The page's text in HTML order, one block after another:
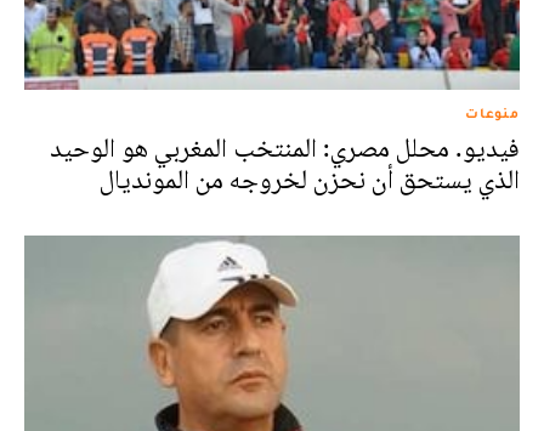
منوعات
فيديو. محلل مصري: المنتخب المغربي هو الوحيد
الذي يستحق أن نحزن لخروجه من المونديال